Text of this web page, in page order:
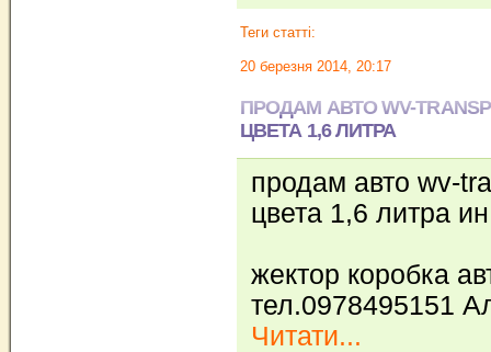
Теги статті:
20 березня 2014, 20:17
ПРОДАМ АВТО WV-
ЦВЕТА 1,6 ЛИТРА
продам авто wv-
цвета 1,6 литра ин
жектор коробка
тел.0978495151
Читати...